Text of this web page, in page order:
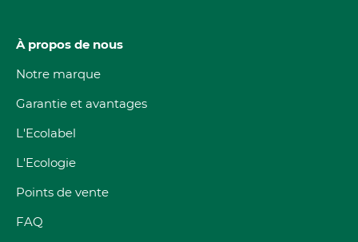
À propos de nous
Notre marque
Garantie et avantages
L'Ecolabel
L'Ecologie
Points de vente
FAQ